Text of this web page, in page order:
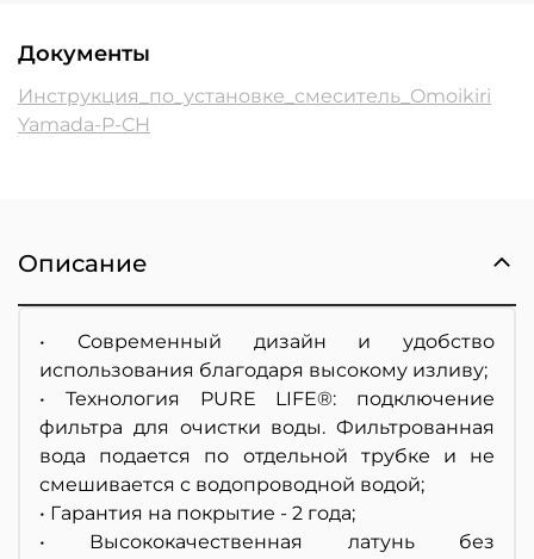
Документы
Инструкция_по_установке_смеситель_Omoikiri
Yamada-P-CH
Описание
• Современный дизайн и удобство
использования благодаря высокому изливу;
• Технология PURE LIFE®: подключение
фильтра для очистки воды. Фильтрованная
вода подается по отдельной трубке и не
смешивается с водопроводной водой;
• Гарантия на покрытие - 2 года;
• Высококачественная латунь без